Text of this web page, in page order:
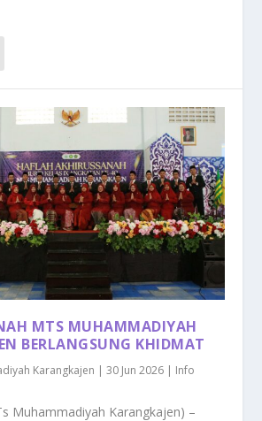
MTS MUHAMMADIYAH
BERLANGSUNG KHIDMAT
Karangkajen |30 Jun 2026 | Info
Muhammadiyah Karangkajen) –